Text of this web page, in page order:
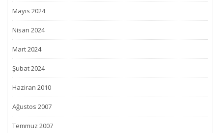
Mayıs 2024
Nisan 2024
Mart 2024
Şubat 2024
Haziran 2010
Ağustos 2007
Temmuz 2007